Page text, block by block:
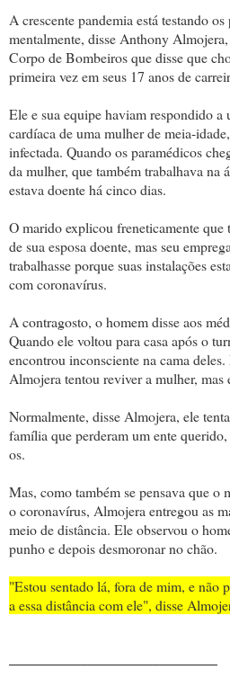
A crescente pandemia está testando
mentalmente, disse Anthony
Corpo de Bombeiros que disse que
primeira vez em seus 17 anos de
Ele e sua equipe haviam respondido a
cardíaca de uma mulher de meia-
infectada. Quando os paramédicos
da mulher, que também trabalhava na
estava doente há cinco dias.
O marido explicou freneticamente que
de sua esposa doente, mas seu
trabalhasse porque suas instalações
com coronavírus.
A contragosto, o homem disse aos
Quando ele voltou para casa após o
encontrou inconsciente na cama
Almojera tentou reviver a mulher, mas
Normalmente, disse Almojera, ele
família que perderam um ente
os.
Mas, como também se pensava que o
o coronavírus, Almojera entregou as
meio de distância. Ele observou o
punho e depois desmoronar no chão.
"Estou sentado lá, fora de mim, e não
a essa distância com ele", disse